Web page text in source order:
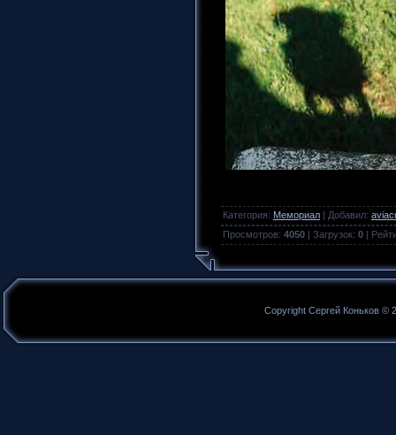
Категория: Мемориал | Добавил:
Просмотров: 4050 | Загрузок: 0 |
Copyright Сергей Коньков ©